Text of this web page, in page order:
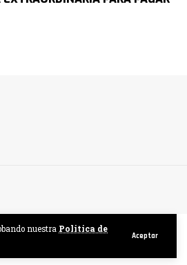
nuestra Politica de
Aceptar